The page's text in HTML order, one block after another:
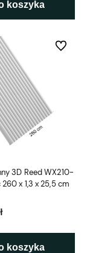
koszyka
3D Reed WX210-
x 1,3 x 25,5 cm
koszyka
Do